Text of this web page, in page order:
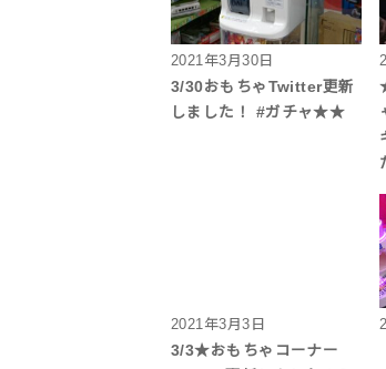
2021年3月30日
3/30おもちゃTwitter更新
しました！ #ガチャ★★
2021年3月3日
3/3★おもちゃコーナー